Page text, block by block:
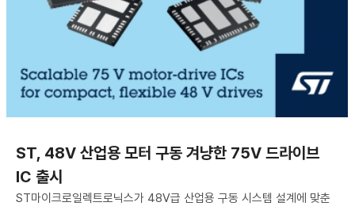
ST, 48V 산업용 모터 구동 겨냥한 75V 드라이브
IC 출시
ST마이크로일렉트로닉스가 48V급 산업용 구동 시스템 설계에 맞춘